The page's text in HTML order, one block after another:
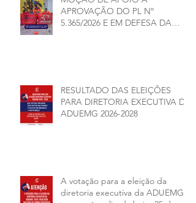
APROVAÇÃO DO PL Nº
5.365/2026 E EM DEFESA DA
RESULTADO DAS ELEIÇÕES
PARA DIRETORIA EXECUTIVA DA
ADUEMG 2026-2028
A votação para a eleição da
diretoria executiva da ADUEMG